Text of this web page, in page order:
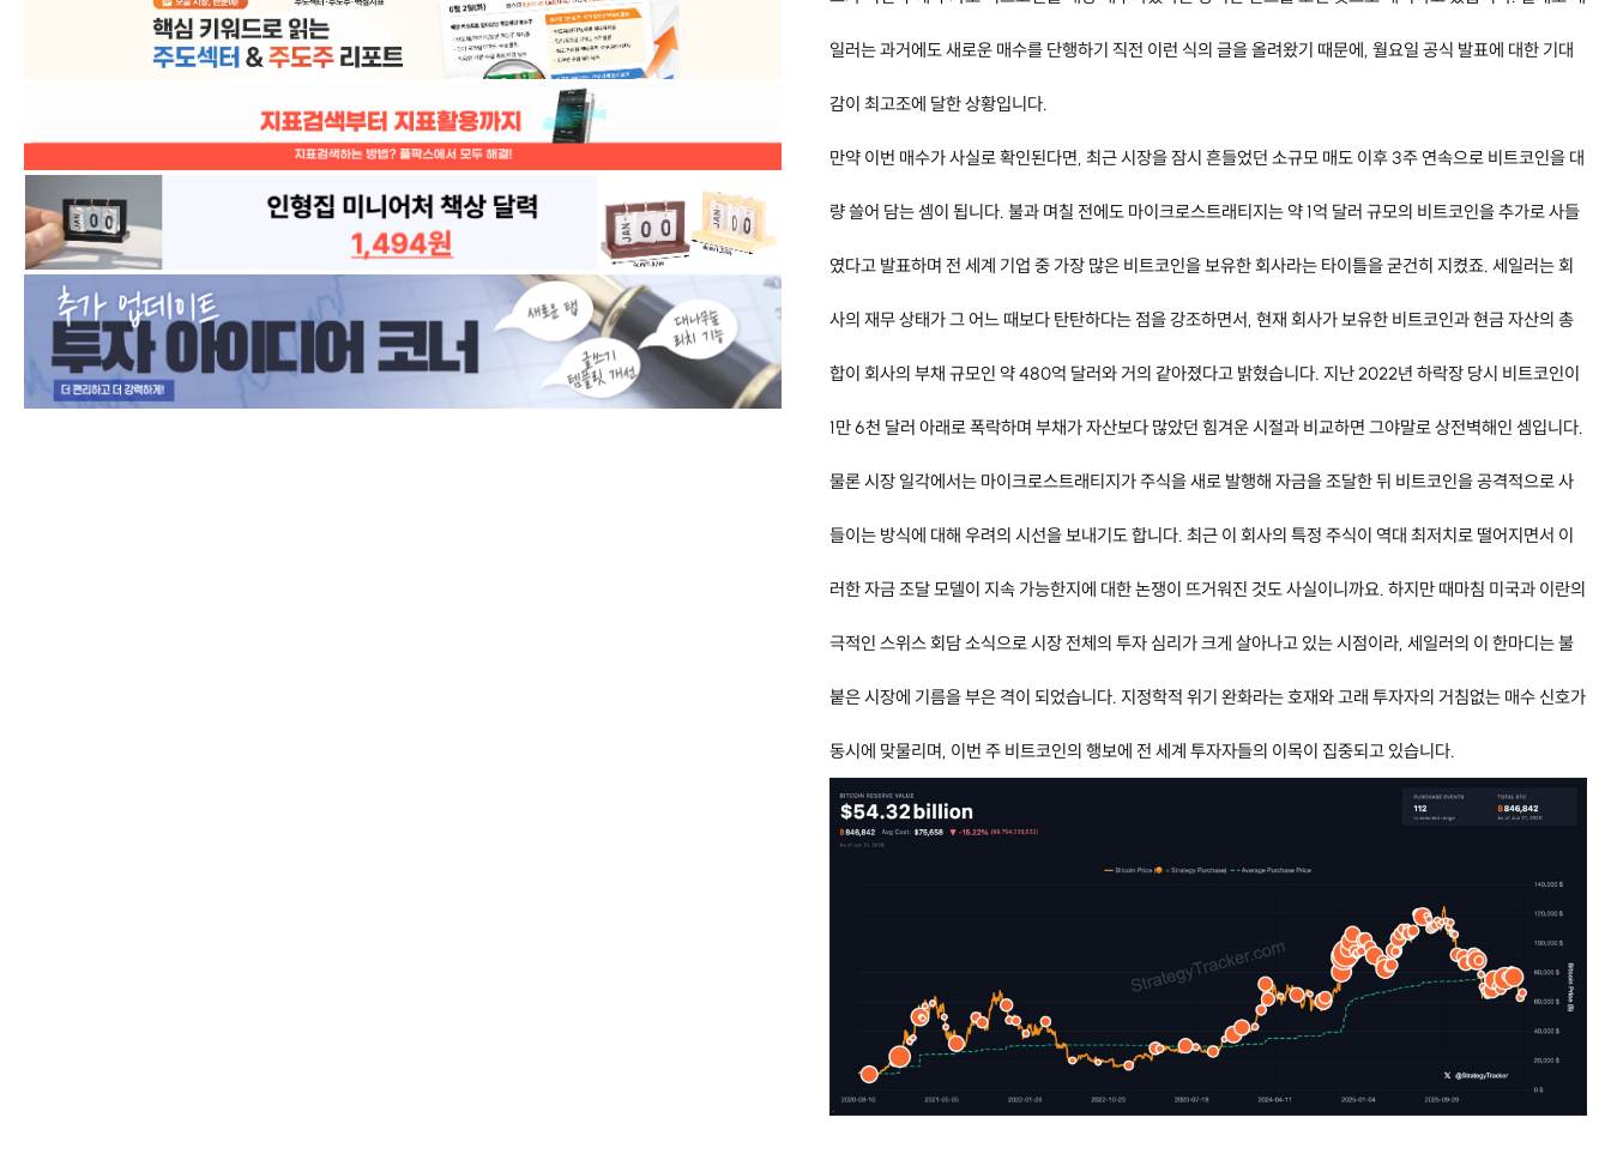
일러는 과거에도 새로운 매수를 단행하기 직전 이런 식의 글을 올려왔기 때문에, 월요일 공식 발표에 대한 기대
감이 최고조에 달한 상황입니다.
만약 이번 매수가 사실로 확인된다면, 최근 시장을 잠시 흔들었던 소규모 매도 이후 3주 연속으로 비트코인을 대
량 쓸어 담는 셈이 됩니다. 불과 며칠 전에도 마이크로스트래티지는 약 1억 달러 규모의 비트코인을 추가로 사들
였다고 발표하며 전 세계 기업 중 가장 많은 비트코인을 보유한 회사라는 타이틀을 굳건히 지켰죠. 세일러는 회
사의 재무 상태가 그 어느 때보다 탄탄하다는 점을 강조하면서, 현재 회사가 보유한 비트코인과 현금 자산의 총
합이 회사의 부채 규모인 약 480억 달러와 거의 같아졌다고 밝혔습니다. 지난 2022년 하락장 당시 비트코인이
1만 6천 달러 아래로 폭락하며 부채가 자산보다 많았던 힘겨운 시절과 비교하면 그야말로 상전벽해인 셈입니다.
물론 시장 일각에서는 마이크로스트래티지가 주식을 새로 발행해 자금을 조달한 뒤 비트코인을 공격적으로 사
들이는 방식에 대해 우려의 시선을 보내기도 합니다. 최근 이 회사의 특정 주식이 역대 최저치로 떨어지면서 이
러한 자금 조달 모델이 지속 가능한지에 대한 논쟁이 뜨거워진 것도 사실이니까요. 하지만 때마침 미국과 이란의
극적인 스위스 회담 소식으로 시장 전체의 투자 심리가 크게 살아나고 있는 시점이라, 세일러의 이 한마디는 불
붙은 시장에 기름을 부은 격이 되었습니다. 지정학적 위기 완화라는 호재와 고래 투자자의 거침없는 매수 신호가
동시에 맞물리며, 이번 주 비트코인의 행보에 전 세계 투자자들의 이목이 집중되고 있습니다.